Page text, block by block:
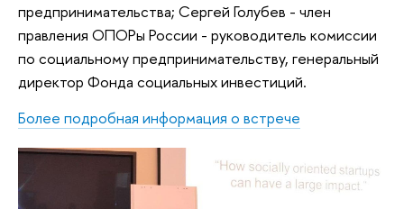
предпринимательства; Сергей Голубев - член
правления ОПОРы России - руководитель комиссии
по социальному предпринимательству, генеральный
директор Фонда социальных инвестиций.
Более подробная информация о встрече